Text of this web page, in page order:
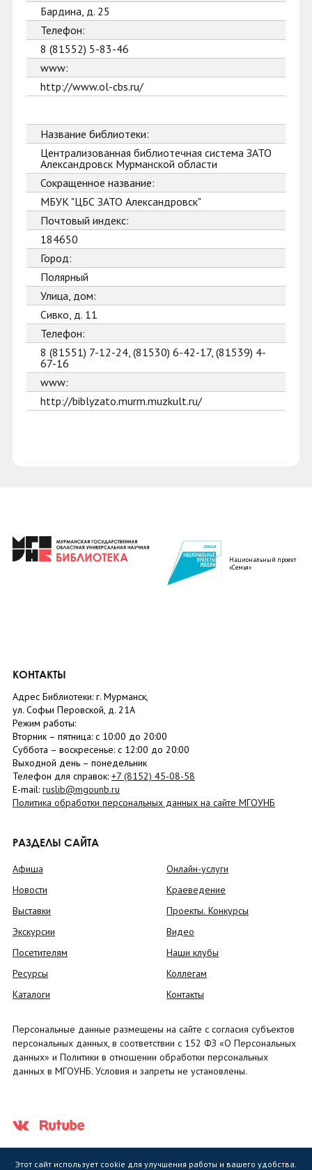
Бардина, д. 25
Телефон:
8 (81552) 5-83-46
www:
http://www.ol-cbs.ru/
Название библиотеки:
Централизованная библиотечная система ЗАТО
Александровск Мурманской области
Сокращенное название:
МБУК "ЦБС ЗАТО Александровск"
Почтовый индекс:
184650
Город:
Полярный
Улица, дом:
Сивко, д. 11
Телефон:
8 (81551) 7-12-24, (81530) 6-42-17, (81539) 4-
67-16
www:
http://biblyzato.murm.muzkult.ru/
Национальный проект
«Семья»
КОНТАКТЫ
Адрес Библиотеки: г. Мурманск,
ул. Софьи Перовской, д. 21А
Режим работы:
Вторник – пятница: с 10:00 до 20:00
Суббота – воскресенье: c 12:00 до 20:00
Выходной день – понедельник
Телефон для справок: +7 (8152) 45-08-58
E-mail: ruslib@mgounb.ru
Политика обработки персональных данных на сайте МГОУНБ
РАЗДЕЛЫ САЙТА
Афиша
Новости
Выставки
Экскурсии
Посетителям
Ресурсы
Каталоги
Онлайн-услуги
Краеведение
Проекты. Конкурсы
Видео
Наши клубы
Коллегам
Контакты
Персональные данные размещены на сайте с согласия субъектов
персональных данных, в соответствии с 152 ФЗ «О Персональных
данных» и Политики в отношении обработки персональных
данных в МГОУНБ. Условия и запреты не установлены.
Этот сайт использует cookie для улучшения работы и вашего удобства.